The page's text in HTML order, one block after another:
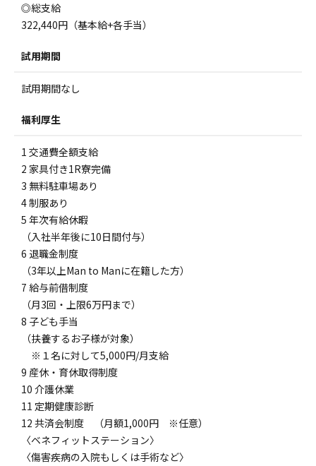
◎総支給
322,440円（基本給+各手当）
試用期間
試用期間なし
福利厚生
1 交通費全額支給
2 家具付き1R寮完備
3 無料駐車場あり
4 制服あり
5 年次有給休暇
（入社半年後に10日間付与）
6 退職金制度
（3年以上Man to Manに在籍した方）
7 給与前借制度
（月3回・上限6万円まで）
8 子ども手当
（扶養するお子様が対象）
※１名に対して5,000円/月支給
9 産休・育休取得制度
10 介護休業
11 定期健康診断
12 共済会制度 （月額1,000円 ※任意）
〈ベネフィットステーション〉
〈傷害疾病の入院もしくは手術など〉